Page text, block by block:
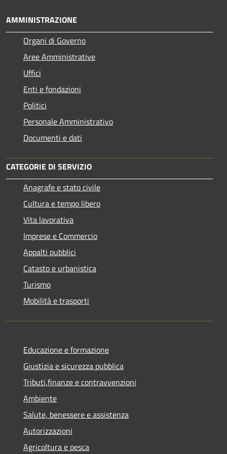
AMMINISTRAZIONE
Organi di Governo
Aree Amministrative
Uffici
Enti e fondazioni
Politici
Personale Amministrativo
Documenti e dati
CATEGORIE DI SERVIZIO
Anagrafe e stato civile
Cultura e tempo libero
Vita lavorativa
Imprese e Commercio
Appalti pubblici
Catasto e urbanistica
Turismo
Mobilità e trasporti
Educazione e formazione
Giustizia e sicurezza pubblica
Tributi,finanze e contravvenzioni
Ambiente
Salute, benessere e assistenza
Autorizzazioni
Agricoltura e pesca